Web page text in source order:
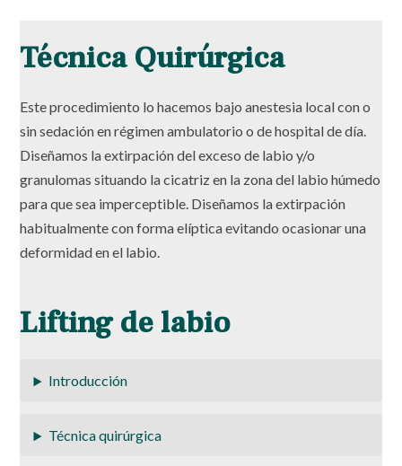
Técnica Quirúrgica
Este procedimiento lo hacemos bajo anestesia local con o
sin sedación en régimen ambulatorio o de hospital de día.
Diseñamos la extirpación del exceso de labio y/o
granulomas situando la cicatriz en la zona del labio húmedo
para que sea imperceptible. Diseñamos la extirpación
habitualmente con forma elíptica evitando ocasionar una
deformidad en el labio.
Lifting de labio
Introducción
Técnica quirúrgica